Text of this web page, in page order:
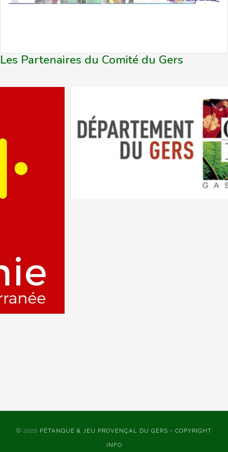
Les Partenaires du Comité du Gers
© 2026 PÉTANQUE & JEU PROVENÇAL DU GERS - COPYRIGHT
INFO